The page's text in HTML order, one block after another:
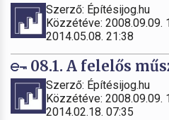
Szerző: Építésijog.hu
Közzétéve:
2014.05.08. 21:38
08.1. A felelős
Szerző: Építésijog.hu
Közzétéve:
2014.02.18. 07:35